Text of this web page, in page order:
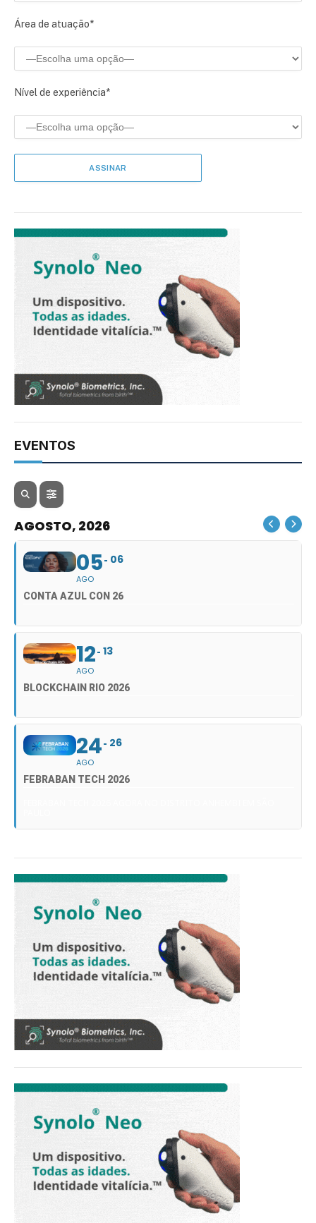
Área de atuação*
Nível de experiência*
EVENTOS
AGOSTO, 2026
05
AGO
06
CONTA AZUL CON 26
12
AGO
13
BLOCKCHAIN RIO 2026
24
AGO
26
FEBRABAN TECH 2026